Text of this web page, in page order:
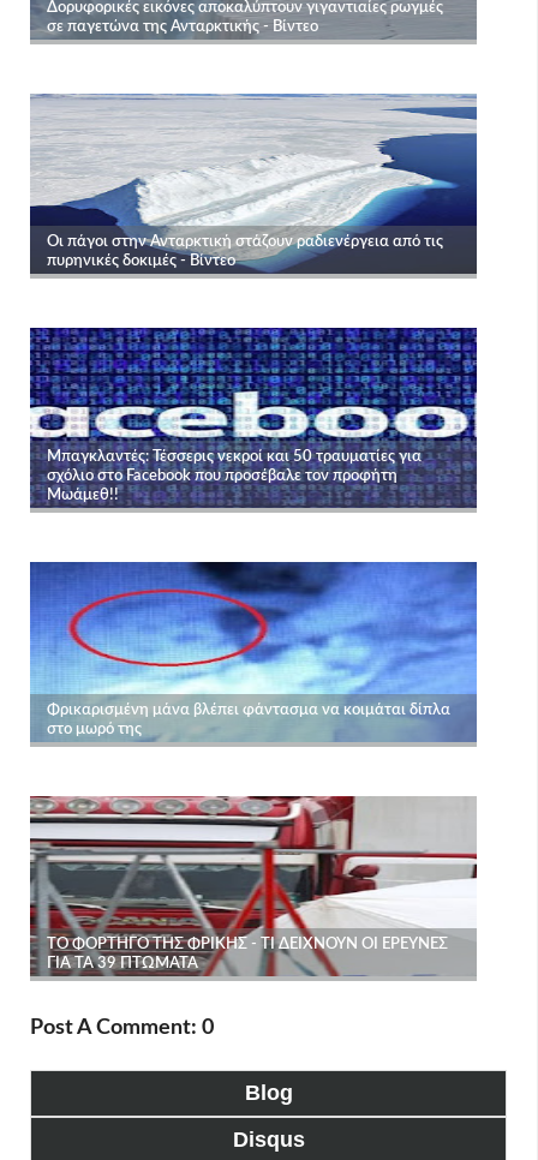
Post A Comment: 0
Blog
Disqus